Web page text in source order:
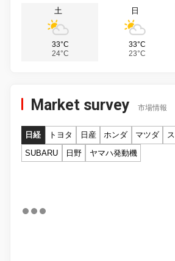
土
33°C
24°C
日
33°C
23°C
Market survey 市場情報
日経 トヨタ 日産 ホンダ マツダ
SUBARU
日野 ヤマハ発動機